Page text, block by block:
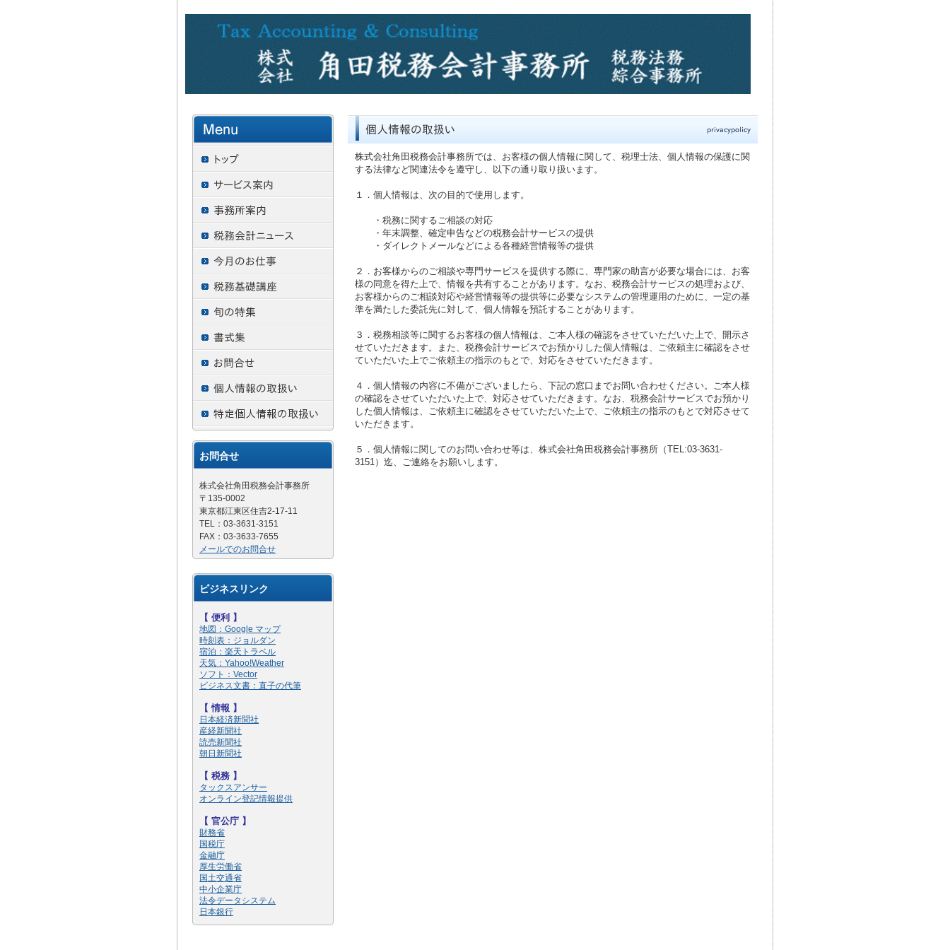
株式会社角田税務会計事務所では、お客様の個人情報に関して、税理士法、個人情報の保護に関
する法律など関連法令を遵守し、以下の通り取り扱います。
１．個人情報は、次の目的で使用します。
・税務に関するご相談の対応
・年末調整、確定申告などの税務会計サービスの提供
・ダイレクトメールなどによる各種経営情報等の提供
２．お客様からのご相談や専門サービスを提供する際に、専門家の助言が必要な場合には、お客
様の同意を得た上で、情報を共有することがあります。なお、税務会計サービスの処理および、
お客様からのご相談対応や経営情報等の提供等に必要なシステムの管理運用のために、一定の基
準を満たした委託先に対して、個人情報を預託することがあります。
３．税務相談等に関するお客様の個人情報は、ご本人様の確認をさせていただいた上で、開示さ
せていただきます。また、税務会計サービスでお預かりした個人情報は、ご依頼主に確認をさせ
ていただいた上でご依頼主の指示のもとで、対応をさせていただきます。
４．個人情報の内容に不備がございましたら、下記の窓口までお問い合わせください。ご本人様
の確認をさせていただいた上で、対応させていただきます。なお、税務会計サービスでお預かり
した個人情報は、ご依頼主に確認をさせていただいた上で、ご依頼主の指示のもとで対応させて
いただきます。
５．個人情報に関してのお問い合わせ等は、株式会社角田税務会計事務所（TEL:03-3631-
3151）迄、ご連絡をお願いします。
お問合せ
株式会社角田税務会計事務所
〒135-0002
東京都江東区住吉2-17-11
TEL：03-3631-3151
FAX：03-3633-7655
メールでのお問合せ
ビジネスリンク
【 便利 】
地図：Google マップ
時刻表：ジョルダン
宿泊：楽天トラベル
天気：Yahoo!Weather
ソフト：Vector
ビジネス文書：直子の代筆
【情報 】
日本経済新聞社
産経新聞社
読売新聞社
朝日新聞社
【 税務 】
タックスアンサー
オンライン登記情報提供
【 官公庁 】
財務省
国税庁
金融庁
厚生労働省
国土交通省
中小企業庁
法令データシステム
日本銀行